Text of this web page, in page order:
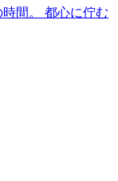
時間。 都心に佇む